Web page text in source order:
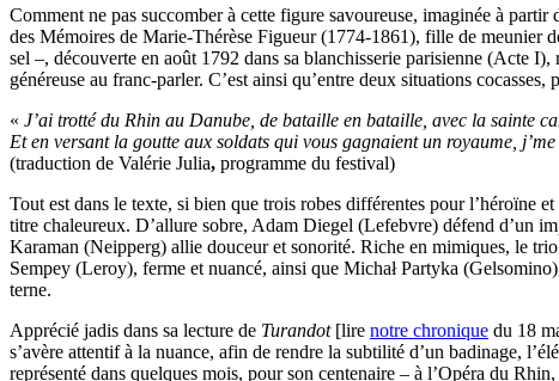
Comment ne pas succomber à cette figure savoureuse, imaginée à
des Mémoires de Marie-Thérèse Figueur (1774-1861), fille de meunier
sel –, découverte en août 1792 dans sa blanchisserie parisienne (Acte
généreuse au franc-parler. C’est ainsi qu’entre deux situations
« J’ai trotté du Rhin au Danube, de bataille en bataille, avec la sainte
Et en versant la goutte aux soldats qui vous gagnaient un royaume,
(traduction de Valérie Julia, programme du festival)
Tout est dans le texte, si bien que trois robes différentes pour l’héroïne
titre chaleureux. D’allure sobre, Adam Diegel (Lefebvre) défend d’un
Karaman (Neipperg) allie douceur et sonorité. Riche en mimiques, le
Sempey (Leroy), ferme et nuancé, ainsi que Michał Partyka
terne.
Apprécié jadis dans sa lecture de Turandot [lire notre chronique du 18
s’avère attentif à la nuance, afin de rendre la subtilité d’un badinage,
représenté dans quelques mois, pour son centenaire – à l’Opéra du